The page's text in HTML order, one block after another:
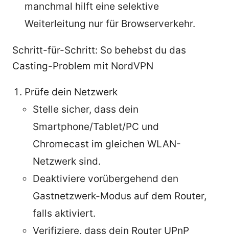
manchmal hilft eine selektive
Weiterleitung nur für Browserverkehr.
Schritt-für-Schritt: So behebst du das
Casting-Problem mit NordVPN
Prüfe dein Netzwerk
Stelle sicher, dass dein
Smartphone/Tablet/PC und
Chromecast im gleichen WLAN-
Netzwerk sind.
Deaktiviere vorübergehend den
Gastnetzwerk-Modus auf dem Router,
falls aktiviert.
Verifiziere, dass dein Router UPnP